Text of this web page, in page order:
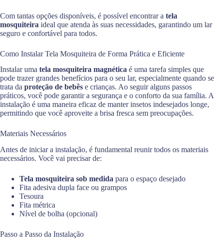
Com tantas opções disponíveis, é possível encontrar a tela
mosquiteira ideal que atenda às suas necessidades, garantindo um lar
seguro e confortável para todos.
Como Instalar Tela Mosquiteira de Forma Prática e Eficiente
Instalar uma tela mosquiteira magnética é uma tarefa simples que
pode trazer grandes benefícios para o seu lar, especialmente quando se
trata da proteção de bebês e crianças. Ao seguir alguns passos
práticos, você pode garantir a segurança e o conforto da sua família. A
instalação é uma maneira eficaz de manter insetos indesejados longe,
permitindo que você aproveite a brisa fresca sem preocupações.
Materiais Necessários
Antes de iniciar a instalação, é fundamental reunir todos os materiais
necessários. Você vai precisar de:
Tela mosquiteira sob medida para o espaço desejado
Fita adesiva dupla face ou grampos
Tesoura
Fita métrica
Nível de bolha (opcional)
Passo a Passo da Instalação